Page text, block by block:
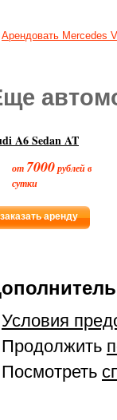
Арендовать Mercedes
A6 Sedan AT
от 7000рублей в
сутки
заказать аренду
Условия
Продолжить
Посмотреть